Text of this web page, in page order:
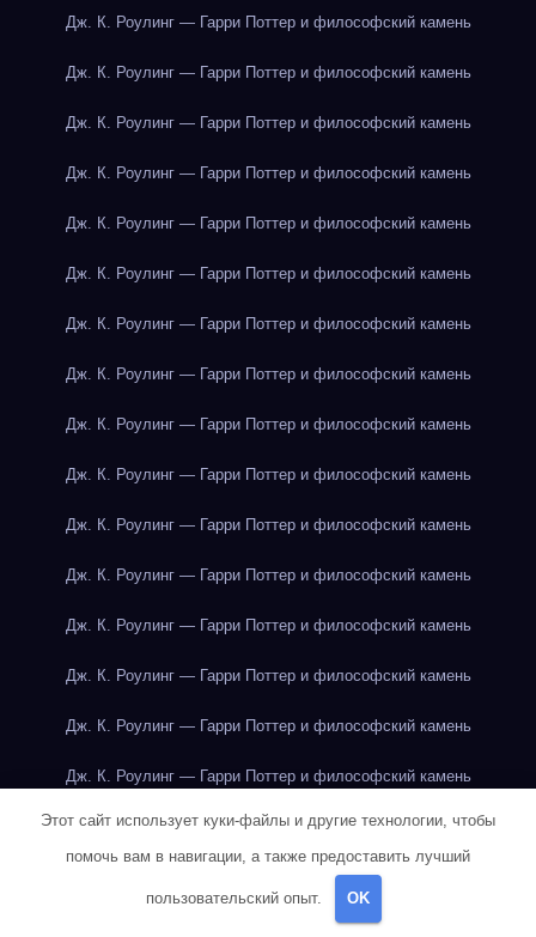
Дж. К. Роулинг — Гарри Поттер и философский камень
Дж. К. Роулинг — Гарри Поттер и философский камень
Дж. К. Роулинг — Гарри Поттер и философский камень
Дж. К. Роулинг — Гарри Поттер и философский камень
Дж. К. Роулинг — Гарри Поттер и философский камень
Дж. К. Роулинг — Гарри Поттер и философский камень
Дж. К. Роулинг — Гарри Поттер и философский камень
Дж. К. Роулинг — Гарри Поттер и философский камень
Дж. К. Роулинг — Гарри Поттер и философский камень
Дж. К. Роулинг — Гарри Поттер и философский камень
Дж. К. Роулинг — Гарри Поттер и философский камень
Дж. К. Роулинг — Гарри Поттер и философский камень
Дж. К. Роулинг — Гарри Поттер и философский камень
Дж. К. Роулинг — Гарри Поттер и философский камень
Дж. К. Роулинг — Гарри Поттер и философский камень
Дж. К. Роулинг — Гарри Поттер и философский камень
Дж. К. Роулинг — Гарри Поттер и философский камень
Дж. К. Роулинг — Гарри Поттер и философский камень
Дж. К. Роулинг — Гарри Поттер и философский камень
Этот сайт использует куки-файлы и другие технологии, чтобы
помочь вам в навигации, а также предоставить лучший
пользовательский опыт. OK